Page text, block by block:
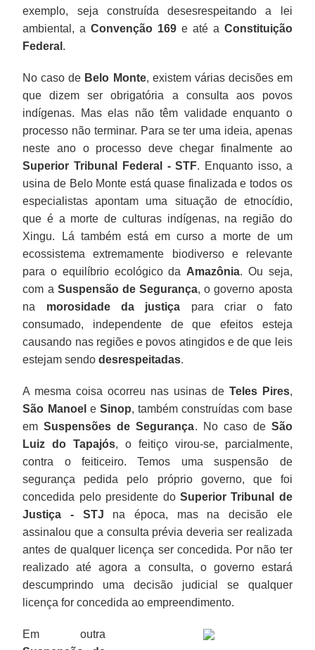
exemplo, seja construída desesrespeitando a lei
ambiental, aConvenção 169 e até a Constituição
Federal .
No caso de Belo Monte, existem várias decisões em
que dizem ser obrigatória a consulta aos povos
indígenas. Mas elas não têm validade enquanto o
processo não terminar. Para se ter uma ideia, apenas
neste ano o processo deve chegar finalmente ao
Superior Tribunal Federal - STF. Enquanto isso, a
usina de Belo Monte está quase finalizada e todos os
especialistas apontam uma situação de etnocídio,
que é a morte de culturas indígenas, na região do
Xingu. Lá também está em curso a morte de um
ecossistema extremamente biodiverso e relevante
para o equilíbrio ecológico da Amazônia. Ou seja,
com a Suspensão de Segurança, o governo aposta
na morosidade da justiça para criar o fato
consumado, independente de que efeitos esteja
causando nas regiões e povos atingidos e de que leis
estejam sendodesrespeitadas.
A mesma coisa ocorreu nas usinas deTeles Pires,
São Manoel e Sinop, também construídas com base
emSuspensões de Segurança. No caso de São
Luiz do Tapajós, o feitiço virou-se, parcialmente,
contra o feiticeiro. Temos uma suspensão de
segurança pedida pelo próprio governo, que foi
concedida pelo presidente do Superior Tribunal de
Justiça - STJ na época, mas na decisão ele
assinalou que a consulta prévia deveria ser realizada
antes de qualquer licença ser concedida. Por não ter
realizado até agora a consulta, o governo estará
descumprindo uma decisão judicial se qualquer
licença for concedida ao empreendimento.
Em outra